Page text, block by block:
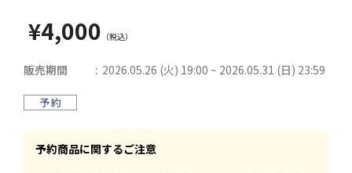
¥4,000
販売期間 2026.05.26 (火) 19:00 ~ 2026.05.31 (日) 23:59
予約商品に関するご注意